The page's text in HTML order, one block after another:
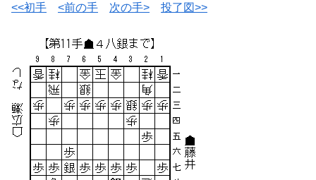
<<初手 <前の手 次の手> 投了図>>